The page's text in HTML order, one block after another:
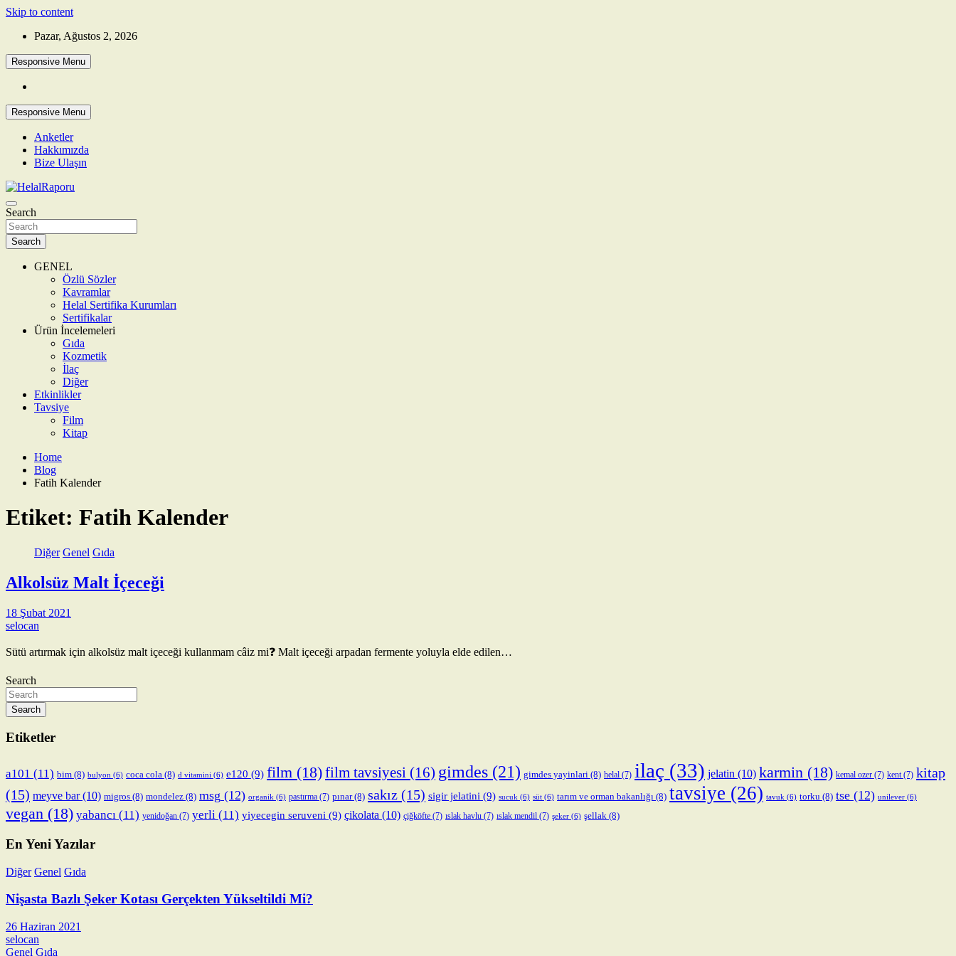
Skip to content
Pazar, Ağustos 2, 2026
Responsive Menu
Responsive Menu
Anketler
Hakkımızda
Bize Ulaşın
HelalRaporu
Search
Search
GENEL
Özlü Sözler
Kavramlar
Helal Sertifika Kurumları
Sertifikalar
Ürün İncelemeleri
Gıda
Kozmetik
İlaç
Diğer
Etkinlikler
Tavsiye
Film
Kitap
Home
Blog
Fatih Kalender
Etiket: Fatih Kalender
Diğer Genel Gıda
Alkolsüz Malt İçeceği
18 Şubat 2021
selocan
Sütü artırmak için alkolsüz malt içeceği kullanmam câiz mi❓ Malt içeceği arpadan fermente yoluyla elde edilen…
Search
Search
Etiketler
a101 (11) bim (8) bulyon (6) coca cola (8) d vitamini (6) e120 (9) film (18)film tavsiyesi (16) gimdes (21) gimdes yayinlari (8) helal (7) ilaç (33) jelatin (10) karmin (18) kemal ozer (7) kent(7) kitap
(15) meyve bar(10) migros (8) mondelez (8) msg (12) organik (6) pastırma (7) pınar(8) sakız (15) sigir jelatini (9) sucuk (6) süt (6) tarım ve orman bakanlığı (8) tavsiye (26) tavuk (6) torku (8) tse (12) unilever (6)
vegan (18) yabancı (11) yenidoğan (7) yerli (11) yiyecegin seruveni (9) çikolata (10) çiğköfte (7) ıslak havlu (7) ıslak mendil (7) şeker (6) şellak (8)
En Yeni Yazılar
Diğer Genel Gıda
Nişasta Bazlı Şeker Kotası Gerçekten Yükseltildi Mi?
26 Haziran 2021
selocan
Genel Gıda